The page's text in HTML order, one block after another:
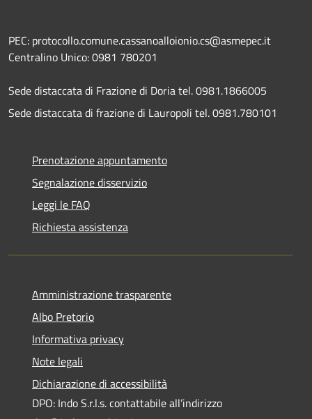
PEC: protocollo.comune.cassanoalloionio.cs@asmepec.it
Centralino Unico: 0981 780201
Sede distaccata di Frazione di Doria tel. 0981.1866005
Sede distaccata di frazione di Lauropoli tel. 0981.780101
Prenotazione appuntamento
Segnalazione disservizio
Leggi le FAQ
Richiesta assistenza
Amministrazione trasparente
Albo Pretorio
Informativa privacy
Note legali
Dichiarazione di accessibilità
DPO: Indo S.r.l.s. contattabile all’indirizzo